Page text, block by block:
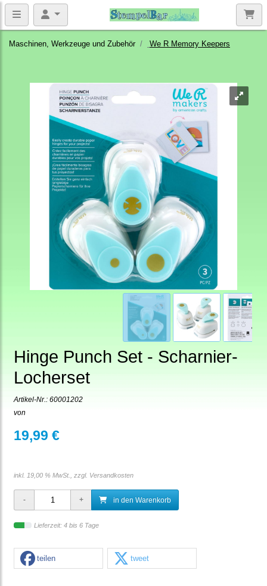
Maschinen, Werkzeuge und Zubehör We R Memory Keepers
Hinge Punch Set - Scharnier-
Locherset
Artikel-Nr.: 60001202
von
19,99 €
inkl. 19,00 % MwSt., zzgl. Versandkosten
in den Warenkorb
Lieferzeit: 4 bis 6 Tage
teilen tweet